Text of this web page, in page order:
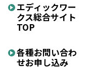
エディックワー
クス総合サイト
TOP
各種お問い合わ
せお申し込み